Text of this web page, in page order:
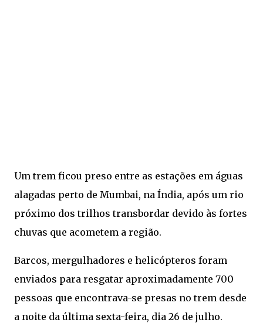
Um trem ficou preso entre as estações em águas
alagadas perto de Mumbai, na Índia, após um rio
próximo dos trilhos transbordar devido às fortes
chuvas que acometem a região.
Barcos, mergulhadores e helicópteros foram
enviados para resgatar aproximadamente 700
pessoas que encontrava-se presas no trem desde
a noite da última sexta-feira, dia 26 de julho.